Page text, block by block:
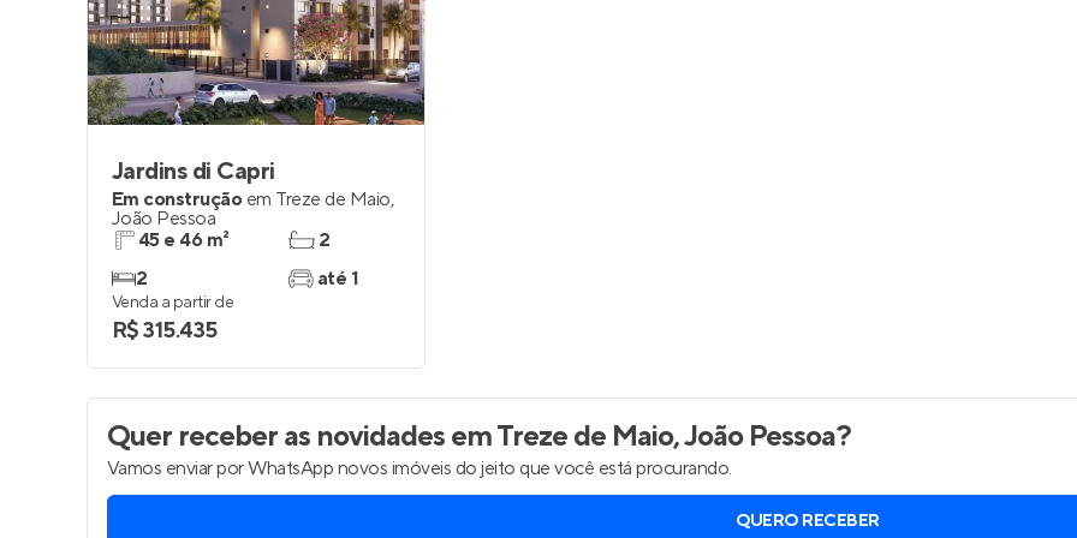
Entrar no Painel de Clientes
Jardins di Capri
Em construção em Treze de Maio,
João Pessoa
45 e 46 m²
2
2
até 1
Venda a partir de
R$ 315.435
Quer receber as novidadesem Treze de Maio, João Pessoa?
Vamos enviar por WhatsApp novos imóveis do jeito que você está procurando.
QUERO RECEBER